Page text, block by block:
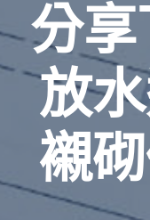
分
放
襯